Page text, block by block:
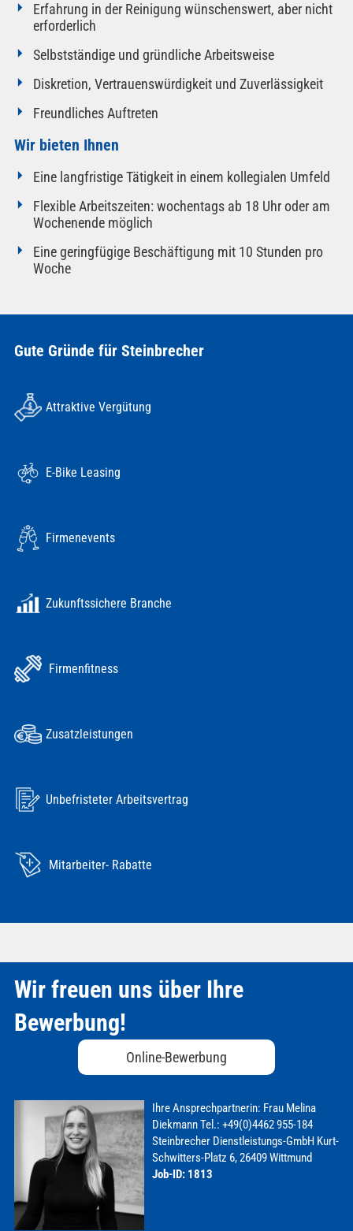
Erfahrung in der Reinigung wünschenswert, aber nicht
erforderlich
Selbstständige und gründliche Arbeitsweise
Diskretion, Vertrauenswürdigkeit und Zuverlässigkeit
Freundliches Auftreten
Wir bieten Ihnen
Eine langfristige Tätigkeit in einem kollegialen Umfeld
Flexible Arbeitszeiten: wochentags ab 18 Uhr oder am
Wochenende möglich
Eine geringfügige Beschäftigung mit 10 Stunden pro
Woche
Gute Gründe für Steinbrecher
Attraktive Vergütung
E-Bike Leasing
Firmenevents
Zukunftssichere Branche
Firmenfitness
Zusatzleistungen
Unbefristeter Arbeitsvertrag
Mitarbeiter- Rabatte
Wir freuen uns über Ihre
Bewerbung!
Online-Bewerbung
Ihre Ansprechpartnerin: Frau Melina
DiekmannTel.: +49(0)4462 955-184
Steinbrecher Dienstleistungs-GmbHKurt-
Schwitters-Platz 6, 26409 Wittmund
Job-ID: 1813